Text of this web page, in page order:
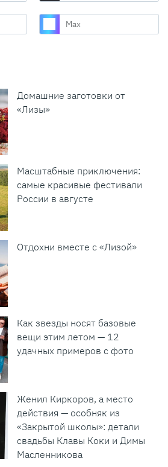
Max
Домашние заготовки от
«Лизы»
Масштабные приключения:
самые красивые фестивали
России в августе
Отдохни вместе с «Лизой»
Как звезды носят базовые
вещи этим летом — 12
удачных примеров с фото
Женил Киркоров, а место
действия — особняк из
«Закрытой школы»: детали
свадьбы Клавы Коки и Димы
Масленникова